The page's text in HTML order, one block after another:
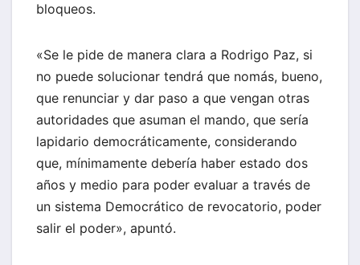
bloqueos.
«Se le pide de manera clara a Rodrigo Paz, si
no puede solucionar tendrá que nomás, bueno,
que renunciar y dar paso a que vengan otras
autoridades que asuman el mando, que sería
lapidario democráticamente, considerando
que, mínimamente debería haber estado dos
años y medio para poder evaluar a través de
un sistema Democrático de revocatorio, poder
salir el poder», apuntó.